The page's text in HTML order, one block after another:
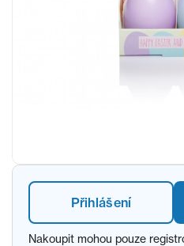
Přihlášení
Nakoupit mohou pouze